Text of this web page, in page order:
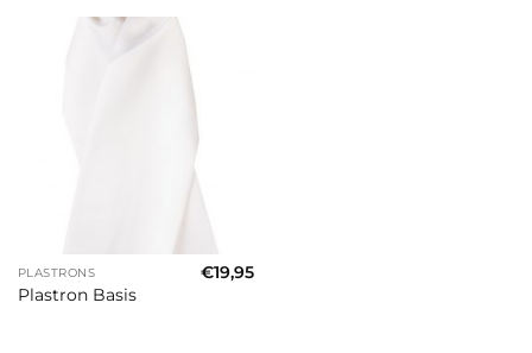
PLASTRONS
Plastron Basis
€19,95